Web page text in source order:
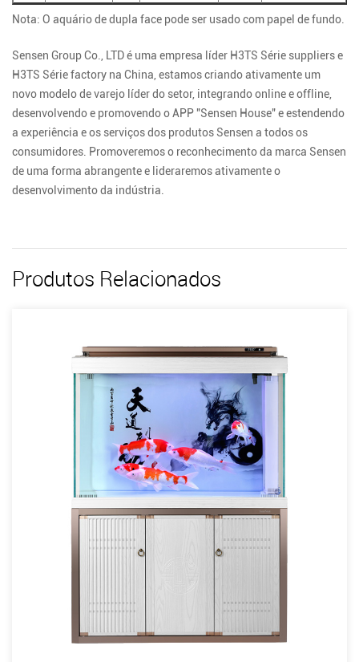
Nota: O aquário de dupla face pode ser usado com papel de fundo.
Sensen Group Co., LTD é uma empresa líder H3TS Série supplierse
H3TS Série factory na China, estamos criando ativamente um
novo modelo de varejo líder do setor, integrando online e offline,
desenvolvendo e promovendo o APP "Sensen House" e estendendo
a experiência e os serviços dos produtos Sensen a todos os
consumidores. Promoveremos o reconhecimento da marca Sensen
de uma forma abrangente e lideraremos ativamente o
desenvolvimento da indústria.
Produtos Relacionados